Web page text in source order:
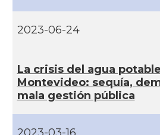
2023-06-24
La crisis del agua
Montevideo: sequí­a,
mala gestión pública